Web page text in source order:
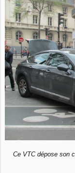
Ce VTC dépose son